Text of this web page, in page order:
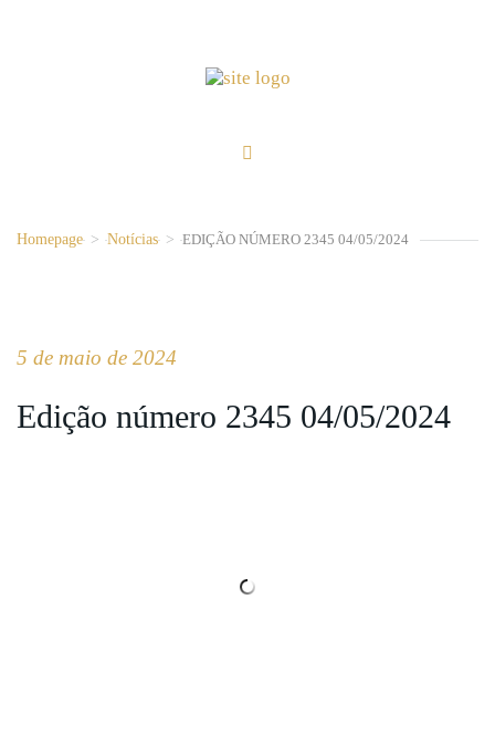
Homepage > Notícias > EDIÇÃO NÚMERO 2345 04/05/2024
5 de maio de 2024
Edição número 2345 04/05/2024